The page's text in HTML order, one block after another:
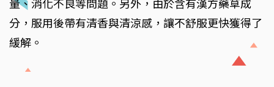
量、消化不良等問題。另外，由於含有漢方藥草成
分，服用後帶有清香與清涼感，讓不舒服更快獲得了
緩解。